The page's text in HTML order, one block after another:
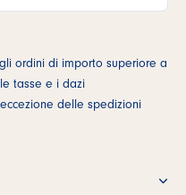
ordini di importo superiore a
tasse e i dazi
delle spedizioni